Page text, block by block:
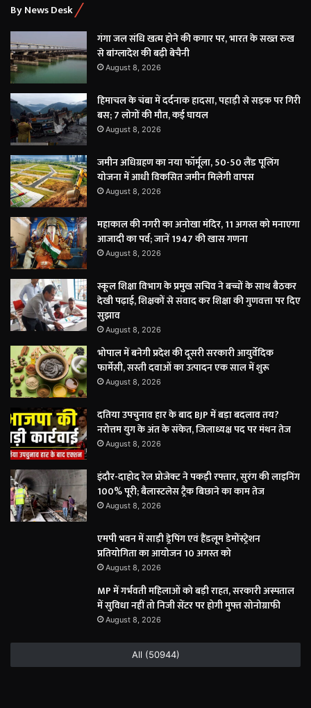
By News Desk
गंगा जल संधि खत्म होने की कगार पर, भारत के सख्त रुख
से बांग्लादेश की बढ़ी बेचैनी
August 8, 2026
हिमाचल के चंबा में दर्दनाक हादसा, पहाड़ी से सड़क पर गिरी
बस; 7 लोगों की मौत, कई घायल
August 8, 2026
जमीन अधिग्रहण का नया फॉर्मूला, 50-50 लैंड पूलिंग
योजना में आधी विकसित जमीन मिलेगी वापस
August 8, 2026
महाकाल की नगरी का अनोखा मंदिर, 11 अगस्त को मनाएगा
आजादी का पर्व; जानें 1947 की खास गणना
August 8, 2026
स्कूल शिक्षा विभाग के प्रमुख सचिव ने बच्चों के साथ बैठकर
देखी पढ़ाई, शिक्षकों से संवाद कर शिक्षा की गुणवत्ता पर दिए
सुझाव
August 8, 2026
भोपाल में बनेगी प्रदेश की दूसरी सरकारी आयुर्वेदिक
फार्मेसी, सस्ती दवाओं का उत्पादन एक साल में शुरू
August 8, 2026
दतिया उपचुनाव हार के बाद BJP में बड़ा बदलाव तय?
नरोत्तम युग के अंत के संकेत, जिलाध्यक्ष पद पर मंथन तेज
August 8, 2026
इंदौर-दाहोद रेल प्रोजेक्ट ने पकड़ी रफ्तार, सुरंग की लाइनिंग
100% पूरी; बैलास्टलेस ट्रैक बिछाने का काम तेज
August 8, 2026
एमपी भवन में साड़ी ड्रेपिंग एवं हैंडलूम डेमोंस्ट्रेशन
प्रतियोगिता का आयोजन 10 अगस्त को
August 8, 2026
MP में गर्भवती महिलाओं को बड़ी राहत, सरकारी अस्पताल
में सुविधा नहीं तो निजी सेंटर पर होगी मुफ्त सोनोग्राफी
August 8, 2026
All (50944)